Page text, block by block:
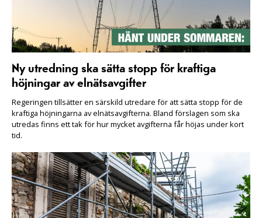
Ny utredning ska sätta stopp för kraftiga
höjningar av elnätsavgifter
Regeringen tillsätter en särskild utredare för att sätta stopp för de
kraftiga höjningarna av elnätsavgifterna. Bland förslagen som ska
utredas finns ett tak för hur mycket avgifterna får höjas under kort
tid.